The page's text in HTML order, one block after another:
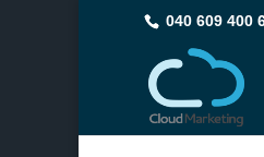
040 609 400